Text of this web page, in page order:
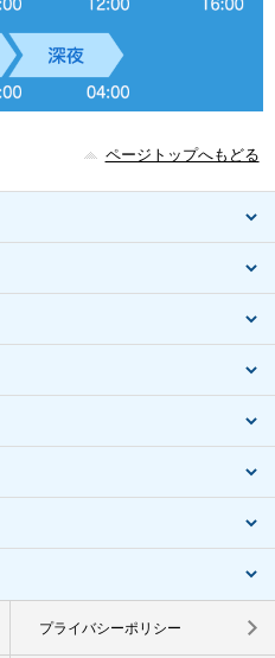
ページトップへもどる
プライバシーポリシー